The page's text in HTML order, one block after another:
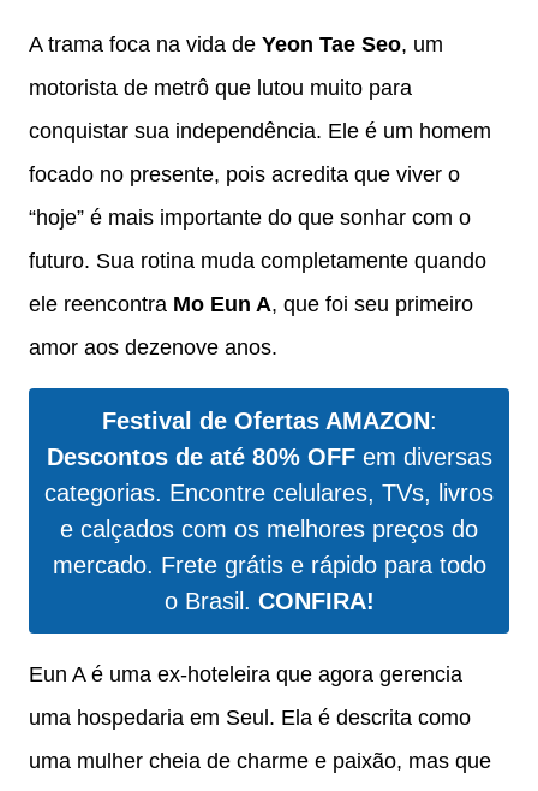
A trama foca na vida de Yeon Tae Seo, um
motorista de metrô que lutou muito para
conquistar sua independência. Ele é um homem
focado no presente, pois acredita que viver o
“hoje” é mais importante do que sonhar com o
futuro. Sua rotina muda completamente quando
ele reencontra Mo Eun A, que foi seu primeiro
amor aos dezenove anos.
Festival de Ofertas AMAZON:
Descontos de até 80% OFFem diversas
categorias. Encontre celulares, TVs, livros
e calçados com os melhores preços do
mercado. Frete grátis e rápido para todo
o Brasil. CONFIRA!
Eun A é uma ex-hoteleira que agora gerencia
uma hospedaria em Seul. Ela é descrita como
uma mulher cheia de charme e paixão, mas que